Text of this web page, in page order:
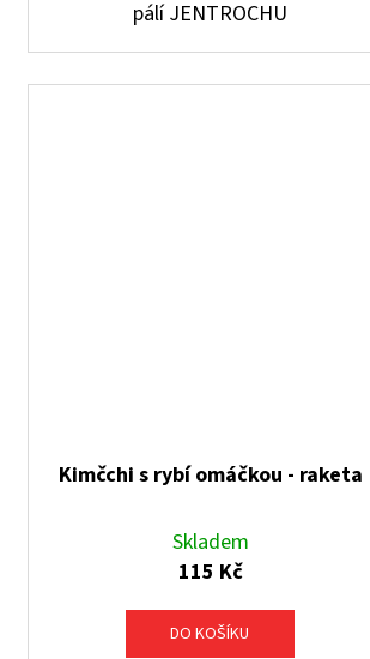
pálí JENTROCHU
Kimčchi s rybí omáčkou - raketa
Skladem
115 Kč
DO KOŠÍKU